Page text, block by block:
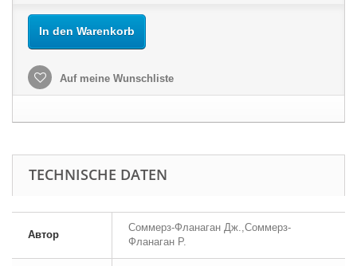
In den Warenkorb
Auf meine Wunschliste
TECHNISCHE DATEN
Автор
Соммерз-Фланаган Дж.,Соммерз-
Фланаган Р.